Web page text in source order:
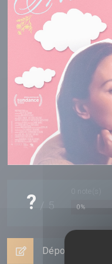
? / 5 0%
Déposer un avis